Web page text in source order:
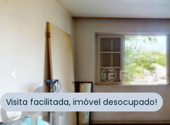
400.000,00
1quarto banheiro•1
Apartamento • Edificio
Rua Ezequiel Freire
Santana,São
Visita facilitada, imóvel desocupado!